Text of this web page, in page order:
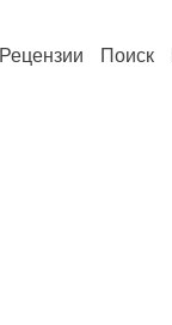
Рецензии Поиск